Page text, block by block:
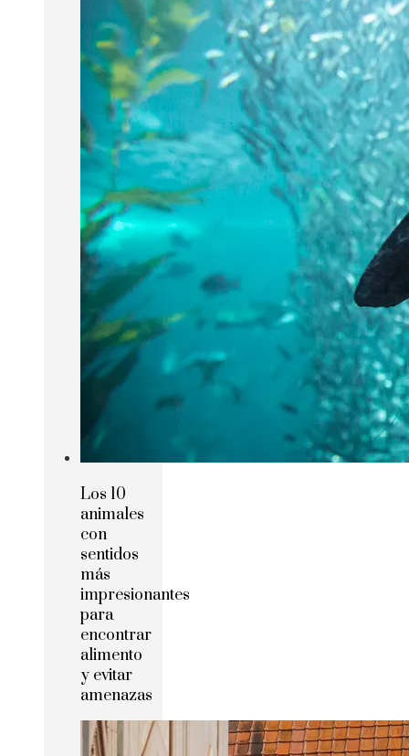
Los 10
animales
con
sentidos
más
impresionantes
para
encontrar
alimento
y evitar
amenazas